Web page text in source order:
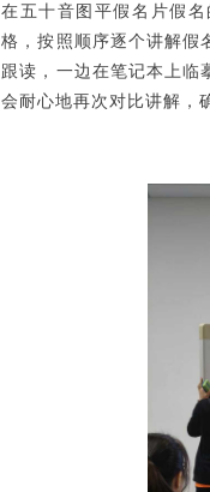
在五十音图平假名片假
格，按照顺序逐个讲解假
跟读，一边在笔记本上临
会耐心地再次对比讲解，